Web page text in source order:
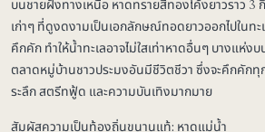
บนชายฝั่งทางเหนือ หาดทรายสีทองโค้งยาวราว 3
เก่าๆ ที่ดูงดงามเป็นเอกลักษณ์ทอดยาวออกไปในทะ
คึกคัก ทำให้น้ำทะเลอาจไม่ใสเท่าหาดอื่นๆ บางแห่
ตลาดหมู่บ้านชาวประมงอันมีชีวิตชีวา ซึ่งจะคึกคัก
ระลึก สตรีทฟู้ด และความบันเทิงมากมาย
สัมผัสความเป็นท้องถิ่นขนานแท้: หาดแม่น้ำ